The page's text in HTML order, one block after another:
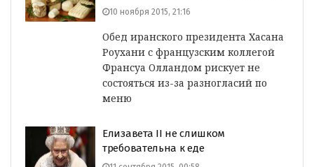
10 ноября 2015, 21:16
Обед иранского президента Хасана
Роухани с французским коллегой
Франсуа Олландом рискует не
состояться из-за разногласий по
меню
Елизавета II не слишком
требовательна к еде